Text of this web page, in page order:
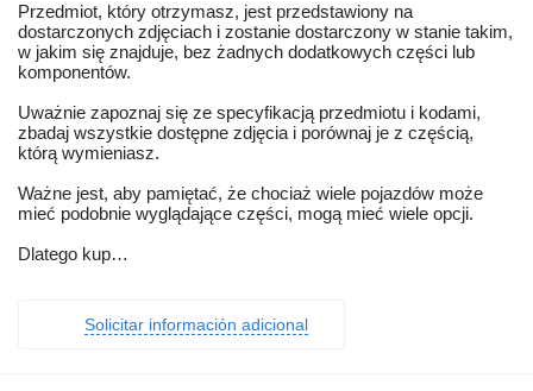
Przedmiot, który otrzymasz, jest przedstawiony na
dostarczonych zdjęciach i zostanie dostarczony w stanie takim,
w jakim się znajduje, bez żadnych dodatkowych części lub
komponentów.
Uważnie zapoznaj się ze specyfikacją przedmiotu i kodami,
zbadaj wszystkie dostępne zdjęcia i porównaj je z częścią,
którą wymieniasz.
Ważne jest, aby pamiętać, że chociaż wiele pojazdów może
mieć podobnie wyglądające części, mogą mieć wiele opcji.
Dlatego kup…
Solicitar información adicional